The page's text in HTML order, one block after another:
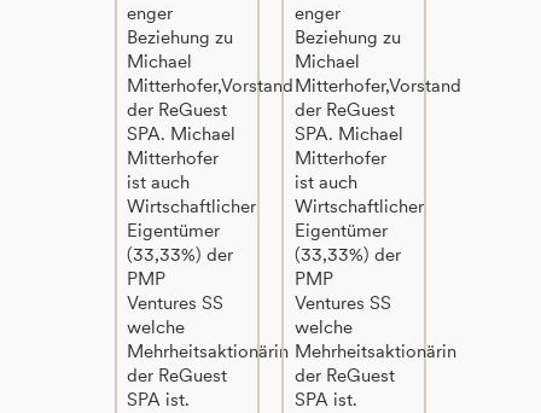
enger
Beziehung zu
Michael
Mitterhofer,Vorstand
der ReGuest
SPA. Michael
Mitterhofer
ist auch
Wirtschaftlicher
Eigentümer
(33,33%) der
PMP
Ventures SS
welche
Mehrheitsaktionärin
der ReGuest
SPA ist.
enger
Beziehung zu
Michael
Mitterhofer,Vorstand
der ReGuest
SPA. Michael
Mitterhofer
ist auch
Wirtschaftlicher
Eigentümer
(33,33%) der
PMP
Ventures SS
welche
Mehrheitsaktionärin
der ReGuest
SPA ist.